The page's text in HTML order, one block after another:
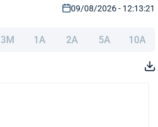
09/08/2026 - 12:13:21
3M 1A 2A 5A 10A